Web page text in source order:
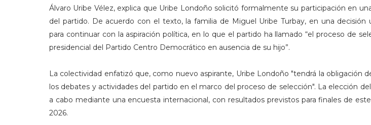
Álvaro Uribe Vélez, explica que Uribe Londoño solicitó formalmente su participación en
del partido. De acuerdo con el texto, la familia de Miguel Uribe Turbay, en una decisión
para continuar con la aspiración política, en lo que el partido ha llamado “el proceso de
presidencial del Partido Centro Democrático en ausencia de su hijo”.
La colectividad enfatizó que, como nuevo aspirante, Uribe Londoño "tendrá la obligación
los debates y actividades del partido en el marco del proceso de selección". La elección
a cabo mediante una encuesta internacional, con resultados previstos para finales de
2026.